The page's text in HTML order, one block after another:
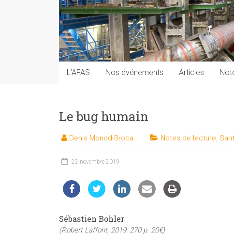
sciences
et
les
techniques
auprès
du
public
L’AFAS Nos événements Articles
Le bug humain
Denis Monod-Broca Notes de lecture,
22 novembre 2019
Sébastien Bohler
(Robert Laffont, 2019, 270 p. 20€)